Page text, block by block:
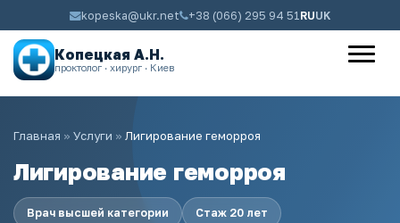
kopeska@ukr.net +38 (066) 295 94 51RUUK
Копецкая А.Н.
проктолог · хирург · Киев
Главная » Услуги » Лигирование геморроя
Лигирование геморроя
Врач высшей категории Стаж 20 лет